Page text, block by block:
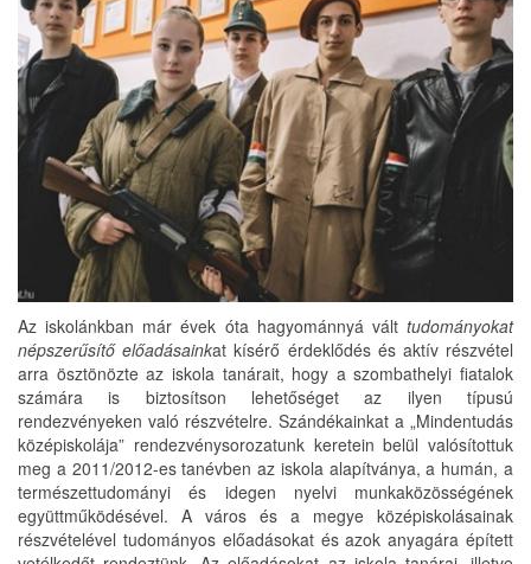
Az iskolánkban már évek óta hagyománnyá vált tudományokat
népszerűsítő előadásainkat kísérő érdeklődés és aktív részvétel
arra ösztönözte az iskola tanárait, hogy a szombathelyi fiatalok
számára is biztosítson lehetőséget az ilyen típusú
rendezvényeken való részvételre. Szándékainkat a „Mindentudás
középiskolája” rendezvénysorozatunk keretein belül valósítottuk
meg a 2011/2012-es tanévben az iskola alapítványa, a humán, a
természettudományi és idegen nyelvi munkaközösségének
együttműködésével. A város és a megye középiskolásainak
részvételével tudományos előadásokat és azok anyagára épített